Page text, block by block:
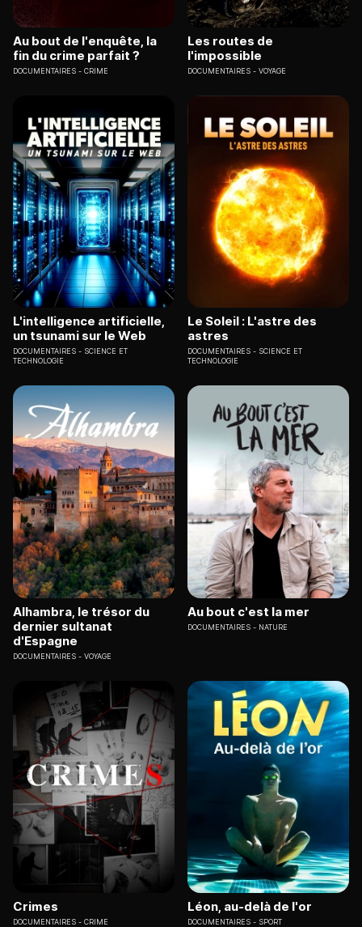
Au bout de l'enquête, la
fin du crime parfait ?
DOCUMENTAIRES CRIME
Les routes de
l'impossible
DOCUMENTAIRES VOYAGE
L'intelligence artificielle,
un tsunami sur le Web
DOCUMENTAIRES
SCIENCE ET
TECHNOLOGIE
Le Soleil : L'astre des
astres
DOCUMENTAIRES
SCIENCE ET
TECHNOLOGIE
Alhambra, le trésor du
dernier sultanat
d'Espagne
DOCUMENTAIRES VOYAGE
Au bout c'est la mer
DOCUMENTAIRES NATURE
Crimes
DOCUMENTAIRES CRIME
Léon, au-delà de l'or
DOCUMENTAIRES SPORT